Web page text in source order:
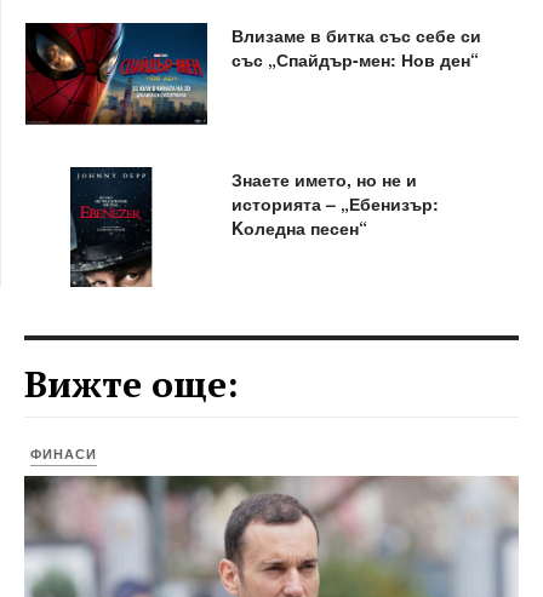
Влизаме в битка със себе си
със „Спайдър-мен: Нов ден“
Знаете името, но не и
историята – „Ебенизър:
Kоледна песен“
Вижте още:
ФИНАСИ